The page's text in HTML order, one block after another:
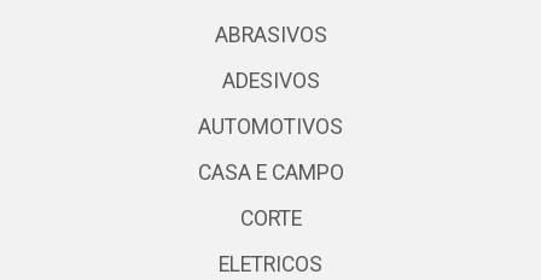
ABRASIVOS
ADESIVOS
AUTOMOTIVOS
CASA E CAMPO
CORTE
ELETRICOS